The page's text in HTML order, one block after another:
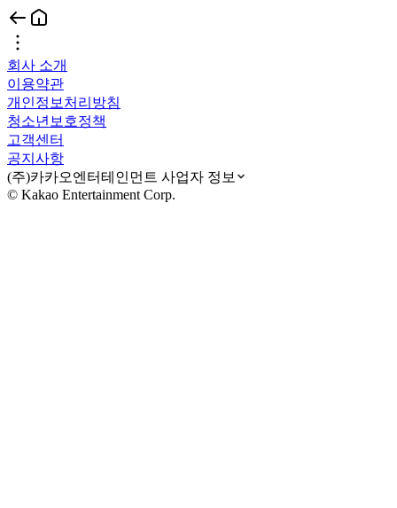
회사 소개
이용약관
개인정보처리방침
청소년보호정책
고객센터
공지사항
(주)카카오엔터테인먼트 사업자 정보
© Kakao Entertainment Corp.